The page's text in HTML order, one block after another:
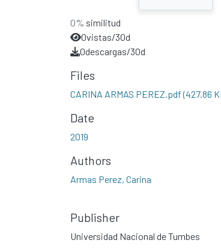
0% similitud
0vistas/30d
0descargas/30d
Files
CARINA ARMAS PEREZ.pdf(427.86
Date
2019
Authors
Armas Perez, Carina
Publisher
Universidad Nacional de Tumbes